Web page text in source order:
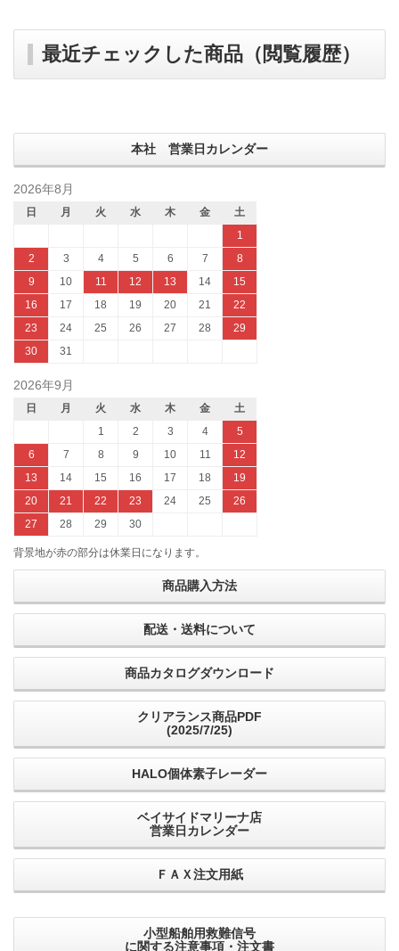
最近チェックした商品（閲覧履歴）
本社 営業日カレンダー
2026年8月
日 月 火 水 木 金
土
1
2
3 4 5 6 7
8
9
10 11 12 13 14
15
16
17 18 19 20 21
22
23
24 25 26 27 28
29
30
31
2026年9月
日 月 火 水 木 金
土
1
2 3 4
5
6
7 8 9 10 11
12
13
14 15 16 17 18
19
20
21 22 23 24 25
26
27
28 29 30
背景地が赤の部分は休業日になります。
商品購入方法
配送・送料について
商品カタログダウンロード
クリアランス商品PDF
(2025/7/25)
HALO個体素子レーダー
ベイサイドマリーナ店
営業日カレンダー
ＦＡＸ注文用紙
小型船舶用救難信号
に関する注意事項・注文書